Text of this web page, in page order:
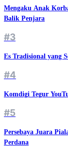
Mengaku Anak
Balik Penjara
#3
Es Tradisional yang
#4
Komdigi Tegur
#5
Persebaya Juara
Perdana